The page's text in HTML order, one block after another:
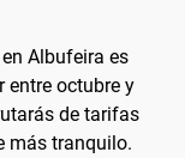
Albufeira es
entre octubre y
de tarifas
más tranquilo.